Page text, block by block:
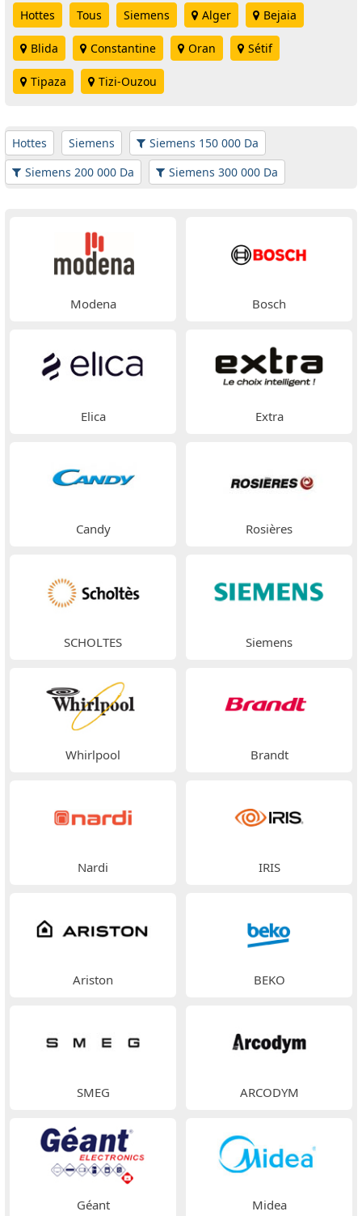
Hottes Tous Siemens Alger Bejaia
Blida Constantine Oran Sétif
Tipaza Tizi-Ouzou
Hottes Siemens
Siemens 150 000 Da
Siemens 200 000 Da
Siemens 300 000 Da
Modena Bosch
Elica Extra
Candy Rosières
SCHOLTES Siemens
Whirlpool Brandt
Nardi IRIS
Ariston BEKO
SMEG ARCODYM
Géant Midea